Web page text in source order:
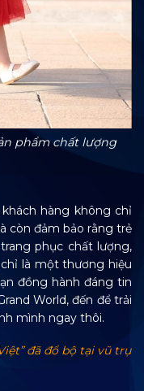
phẩm chất lượng
hàng không chỉ
còn đảm bảo rằng trẻ
phục chất lượng,
là một thương hiệu
đồng hành đáng tin
World, đến để trải
mình ngay thôi.
đã đổ bộ tại vũ trụ